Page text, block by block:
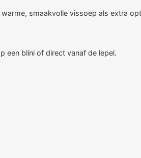
smaakvolle vissoep als extra
een blini of direct vanaf de lepel.